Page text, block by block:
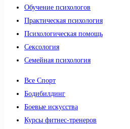
Обучение психологов
Практическая психология
Психологическая помощь
Сексология
Семейная психология
Все Спорт
Бодибилдинг
Боевые искусства
Курсы фитнес-тренеров